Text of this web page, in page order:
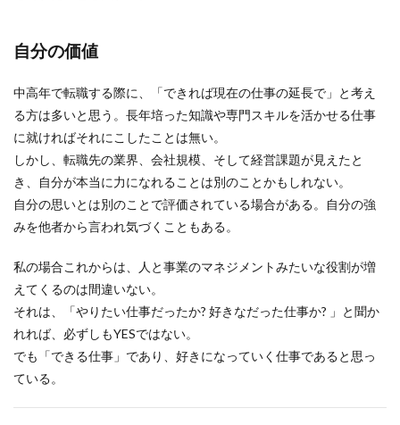
自分の価値
中高年で転職する際に、「できれば現在の仕事の延長で」と考え
る方は多いと思う。長年培った知識や専門スキルを活かせる仕事
に就ければそれにこしたことは無い。
しかし、転職先の業界、会社規模、そして経営課題が見えたと
き、自分が本当に力になれることは別のことかもしれない。
自分の思いとは別のことで評価されている場合がある。自分の強
みを他者から言われ気づくこともある。
私の場合これからは、人と事業のマネジメントみたいな役割が増
えてくるのは間違いない。
それは、「やりたい仕事だったか? 好きなだった仕事か? 」と聞か
れれば、必ずしもYESではない。
でも「できる仕事」であり、好きになっていく仕事であると思っ
ている。